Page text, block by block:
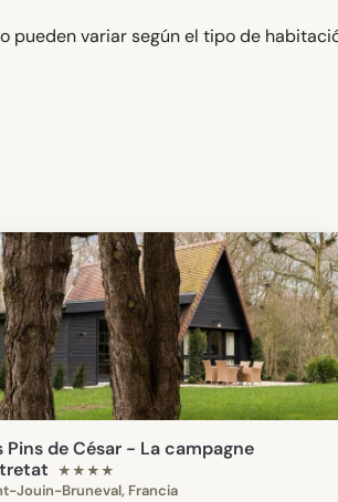
variar según el tipo de
Pins de César - La campagne
★★★★
Jouin-Bruneval, Francia